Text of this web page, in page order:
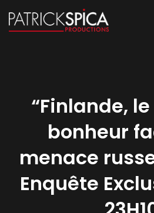
“Finlande,
bonheur
menace
Enquête